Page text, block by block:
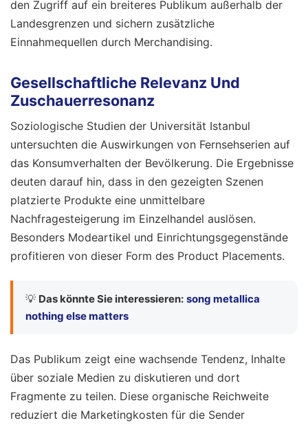
den Zugriff auf ein breiteres Publikum außerhalb der
Landesgrenzen und sichern zusätzliche
Einnahmequellen durch Merchandising.
Gesellschaftliche Relevanz Und
Zuschauerresonanz
Soziologische Studien der Universität Istanbul
untersuchten die Auswirkungen von Fernsehserien auf
das Konsumverhalten der Bevölkerung. Die Ergebnisse
deuten darauf hin, dass in den gezeigten Szenen
platzierte Produkte eine unmittelbare
Nachfragesteigerung im Einzelhandel auslösen.
Besonders Modeartikel und Einrichtungsgegenstände
profitieren von dieser Form des Product Placements.
💡 Das könnte Sie interessieren: song metallica
nothing else matters
Das Publikum zeigt eine wachsende Tendenz, Inhalte
über soziale Medien zu diskutieren und dort
Fragmente zu teilen. Diese organische Reichweite
reduziert die Marketingkosten für die Sender